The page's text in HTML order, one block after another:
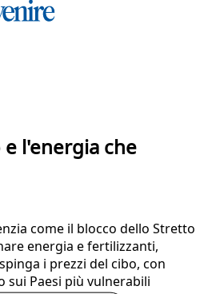
l'energia che
come il blocco dello Stretto
energia e fertilizzanti,
i prezzi del cibo, con
Paesi più vulnerabili